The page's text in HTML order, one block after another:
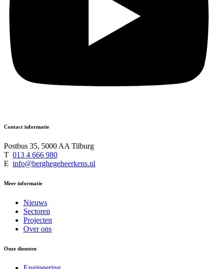
Contact informatie
Postbus 35, 5000 AA Tilburg
T 013 4 666 980
E info@berghegeheerkens.nl
Meer informatie
Nieuws
Sectoren
Projecten
Over ons
Onze diensten